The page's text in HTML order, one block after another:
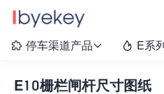
 停车渠道产品  E系
E10栅栏闸杆尺寸图纸